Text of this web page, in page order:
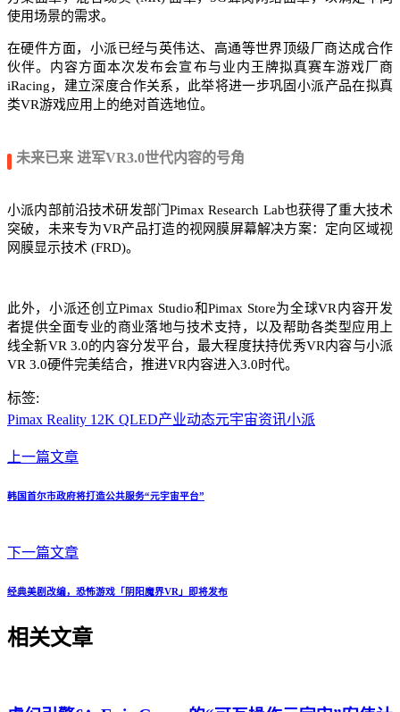
使用场景的需求。
在硬件方面，小派已经与英伟达、高通等世界顶级厂商达成合作
伙伴。内容方面本次发布会宣布与业内王牌拟真赛车游戏厂商
iRacing，建立深度合作关系，此举将进一步巩固小派产品在拟真
类VR游戏应用上的绝对首选地位。
未来已来 进军VR3.0世代内容的号角
小派内部前沿技术研发部门Pimax Research Lab也获得了重大技术
突破，未来专为VR产品打造的视网膜屏幕解决方案：定向区域视
网膜显示技术 (FRD)。
此外，小派还创立Pimax Studio和Pimax Store为全球VR内容开发
者提供全面专业的商业落地与技术支持，以及帮助各类型应用上
线全新VR 3.0的内容分发平台，最大程度扶持优秀VR内容与小派
VR 3.0硬件完美结合，推进VR内容进入3.0时代。
标签:
Pimax Reality 12K QLED产业动态元宇宙资讯小派
上一篇文章
韩国首尔市政府将打造公共服务“元宇宙平台”
下一篇文章
经典美剧改编，恐怖游戏「阴阳魔界VR」即将发布
相关文章